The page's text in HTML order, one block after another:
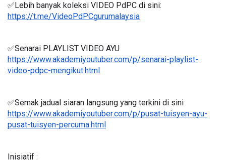
✅Lebih banyak koleksi VIDEO PdPC di sini:
https://t.me/VideoPdPCgurumalaysia
✅Senarai PLAYLIST VIDEO AYU
https://www.akademiyoutuber.com/p/senarai-playlist-
video-pdpc-mengikut.html
✅Semak jadual siaran langsung yang terkini di sini
https://www.akademiyoutuber.com/p/pusat-tuisyen-ayu-
pusat-tuisyen-percuma.html
Inisiatif :